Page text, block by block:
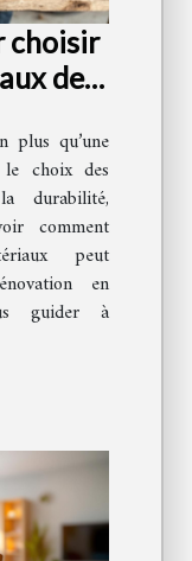
choisir
de
plus qu’une
choix des
durabilité,
comment
peut
en
guider à